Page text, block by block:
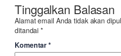
Tinggalkan Balasan
Alamat email Anda tidak akan
ditandai*
Komentar*